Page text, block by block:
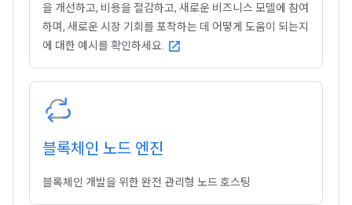
을 개선하고, 비용을 절감하고, 새로운 비즈니스 모델에 참여
하며, 새로운 시장 기회를 포착하는 데 어떻게 도움이 되는지
에 대한 예시를 확인하세요.
open_in_new
블록체인 노드 엔진
블록체인 개발을 위한 완전 관리형 노드 호스팅